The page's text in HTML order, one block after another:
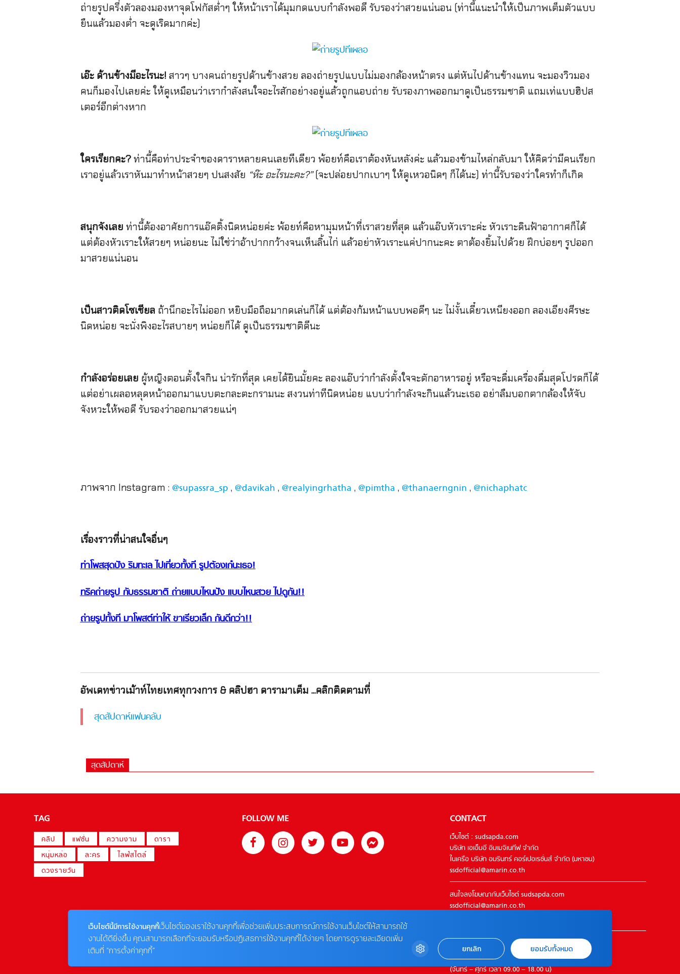
ถ่ายรูปครึ่งตัวลองมองหาจุดโฟกัสต่ำๆ ให้หน้าเราได้มุมกดแบบกำลังพอดี รับรองว่าสวยแน่นอน (ท่านี้แนะนำให้เป็นภาพเต็มตัวแบบ
ยืนแล้วมองต่ำ จะดูเริดมากค่ะ)
เอ๊ะ ด้านข้างมีอะไรนะ! สาวๆ บางคนถ่ายรูปด้านข้างสวย ลองถ่ายรูปแบบไม่มองกล้องหน้าตรง แต่หันไปด้านข้างแทน จะมองวิวมอง
คนก็มองไปเลยค่ะ ให้ดูเหมือนว่าเรากำลังสนใจอะไรสักอย่างอยู่แล้วถูกแอบถ่าย รับรองภาพออกมาดูเป็นธรรมชาติ แถมเท่แบบฮิปส
เตอร์อีกต่างหาก
ใครเรียกคะ?ท่านี้คือท่าประจำของดาราหลายคนเลยทีเดียว พ้อยท์คือเราต้องหันหลังค่ะ แล้วมองข้ามไหล่กลับมา ให้คิดว่ามีคนเรียก
เราอยู่แล้วเราหันมาทำหน้าสวยๆ ปนสงสัย “ห๊ะ อะไรนะคะ?”(จะปล่อยปากเบาๆ ให้ดูเหวอนิดๆ ก็ได้นะ) ท่านี้รับรองว่าใครทำก็เกิด
สนุกจังเลย ท่านี้ต้องอาศัยการแอ๊คติ้งนิดหน่อยค่ะ พ้อยท์คือหามุมหน้าที่เราสวยที่สุด แล้วแอ๊บหัวเราะค่ะ หัวเราะดินฟ้าอากาศก็ได้
แต่ต้องหัวเราะให้สวยๆ หน่อยนะ ไม่ใช่ว่าอ้าปากกว้างจนเห็นลิ้นไก่ แล้วอย่าหัวเราะแค่ปากนะคะ ตาต้องยิ้มไปด้วย ฝึกบ่อยๆ รูปออก
มาสวยแน่นอน
เป็นสาวติดโซเชียล ถ้านึกอะไรไม่ออก หยิบมือถือมากดเล่นก็ได้ แต่ต้องก้มหน้าแบบพอดีๆ นะ ไม่งั้นเดี๋ยวเหนียงออก ลองเอียงศีรษะ
นิดหน่อย จะนั่งพิงอะไรสบายๆ หน่อยก็ได้ ดูเป็นธรรมชาติดีนะ
กำลังอร่อยเลย ผู้หญิงตอนตั้งใจกิน น่ารักที่สุด เคยได้ยินมั้ยคะ ลองแอ๊บว่ากำลังตั้งใจจะตักอาหารอยู่ หรือจะดื่มเครื่องดื่มสุดโปรดก็ได้
แต่อย่าเผลอหลุดหน้าออกมาแบบตะกละตะกรามนะ สงวนท่าทีนิดหน่อย แบบว่ากำลังจะกินแล้วนะเธอ อย่าลืมบอกตากล้องให้จับ
จังหวะให้พอดี รับรองว่าออกมาสวยแน่ๆ
ภาพจาก Instagram : @supassra_sp , @davikah , @realyingrhatha , @pimtha , @thanaerngnin , @nichaphatc
เรื่องราวที่น่าสนใจอื่นๆ
ท่าโพสสุดปัง ริมทะเล ไปเที่ยวทั้งที รูปต้องเก๋นะเธอ!
ทริคถ่ายรูป กับธรรมชาติ ถ่ายแบบไหนปัง แบบไหนสวย ไปดูกัน!!
ถ่ายรูปทั้งที มาโพสต์ท่าให้ ขาเรียวเล็ก กันดีกว่า!!
อัพเดทข่าวเม้าท์ไทยเทศทุกวงการ & คลิปฮา ดารามาเต็ม ...คลิกติดตามที่
สุดสัปดาห์แฟนคลับ
สุดสัปดาห์
TAG
คลิป แฟชั่น ความงาม
ดารา
หนุ่มหล่อ
ละคร
ไลฟ์สไตล์
ดวงรายวัน
FOLLOW ME CONTACT
เว็บไซต์ : sudsapda.com
บริษัท เอเอ็มอี อิมเมจิเนทีฟ จำกัด
ในเครือ บริษัท อมรินทร์ คอร์เปอเรชั่นส์ จำกัด (มหาชน)
ssdofficial@amarin.co.th
สนใจลงโฆษณากับเว็บไซต์ sudsapda.com
ssdofficial@amarin.co.th
ติดต่อแจ้งปัญหาหรือร้องเรียน
02-422-9999 ต่อ 4180
(จันทร์ – ศุกร์ เวลา 09.00 – 18.00 น)
เว็บไซต์นี้มีการใช้งานคุกกี้เว็บไซต์ของเราใช้งานคุกกี้เพื่อช่วยเพิ่มประสบการณ์การใช้งานเว็บไซต์ให้สามารถใช้
งานได้ดียิ่งขึ้น คุณสามารถเลือกที่จะยอมรับหรือปฏิเสธการใช้งานคุกกี้ได้ง่ายๆ โดยการดูรายละเอียดเพิ่ม
เติมที่ “การตั้งค่าคุกกี้”
ยกเลิก ยอมรับทั้งหมด